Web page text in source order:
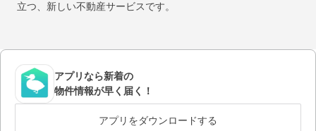
立つ、新しい不動産サービスです。
アプリなら新着の
物件情報が早く届く！
アプリをダウンロードする